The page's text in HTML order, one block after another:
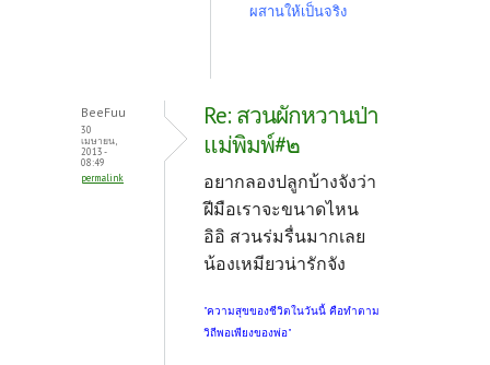
ผสานให้เป็นจริง
BeeFuu
30
เมษายน,
2013 -
08:49
permalink
Re: สวนผักหวานป่า
แม่พิมพ์#๒
อยากลองปลูกบ้างจังว่า
ฝีมือเราจะขนาดไหน
อิอิ สวนร่มรื่นมากเลย
น้องเหมียวน่ารักจัง
"ความสุขของชีวิตในวันนี้ คือทำตาม
วิถีพอเพียงของพ่อ"